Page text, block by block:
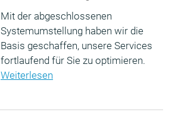
Mit der abgeschlossenen
Systemumstellung haben wir die
Basis geschaffen, unsere Services
fortlaufend für Sie zu optimieren.
Weiterlesen